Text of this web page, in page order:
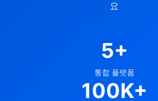
요
5+
통합 플랫폼
100K+